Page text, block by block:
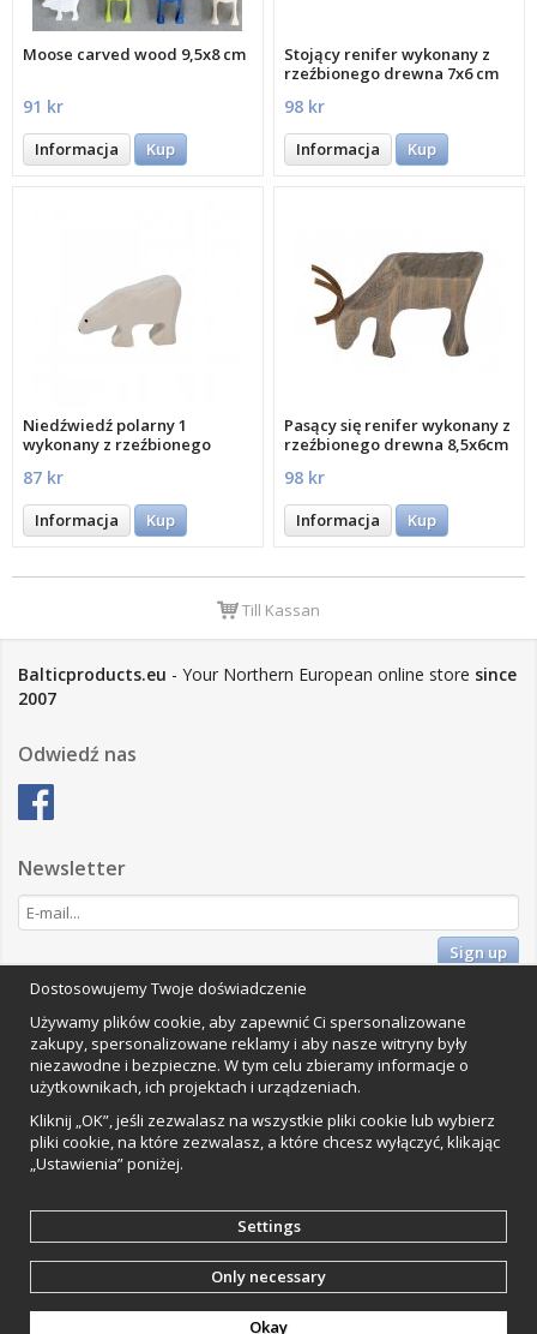
Moose carved wood 9,5x8 cm
91 kr
Informacja Kup
Stojący renifer wykonany z
rzeźbionego drewna 7x6 cm
98 kr
Informacja Kup
Niedźwiedź polarny 1
wykonany z rzeźbionego
87 kr
Informacja Kup
Pasący się renifer wykonany z
rzeźbionego drewna 8,5x6cm
98 kr
Informacja Kup
Till Kassan
Balticproducts.eu - Your Northern European online store since
2007
Odwiedź nas
Newsletter
Sign up
Impressum
Vamos Commerce AB
Orkestervägen 1, 224 72 Lund, Szwecja
Organisationsnummer: 559502-0453
Wyprodukowany przezWikinggruppen
Dostosowujemy Twoje doświadczenie
Używamy plików cookie, aby zapewnić Ci spersonalizowane
zakupy, spersonalizowane reklamy i aby nasze witryny były
niezawodne i bezpieczne. W tym celu zbieramy informacje o
użytkownikach, ich projektach i urządzeniach.
Kliknij „OK”, jeśli zezwalasz na wszystkie pliki cookie lub wybierz
pliki cookie, na które zezwalasz, a które chcesz wyłączyć, klikając
„Ustawienia” poniżej.
Settings
Only necessary
Okay